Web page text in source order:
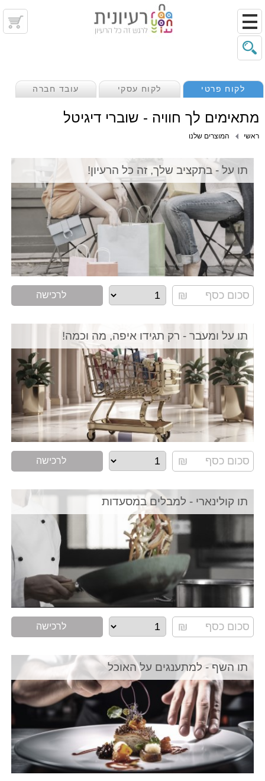
לקוח פרטי לקוח עסקי עובד חברה
מתאימים לך חוויה - שוברי דיגיטל
ראשי המוצרים שלנו
תו על - בתקציב שלך, זה כל הרעיון!
לרכישה
תו על ומעבר - רק תגידו איפה, מה וכמה!
לרכישה
תו קולינארי - למבלים במסעדות
לרכישה
תו השף - למתענגים על האוכל